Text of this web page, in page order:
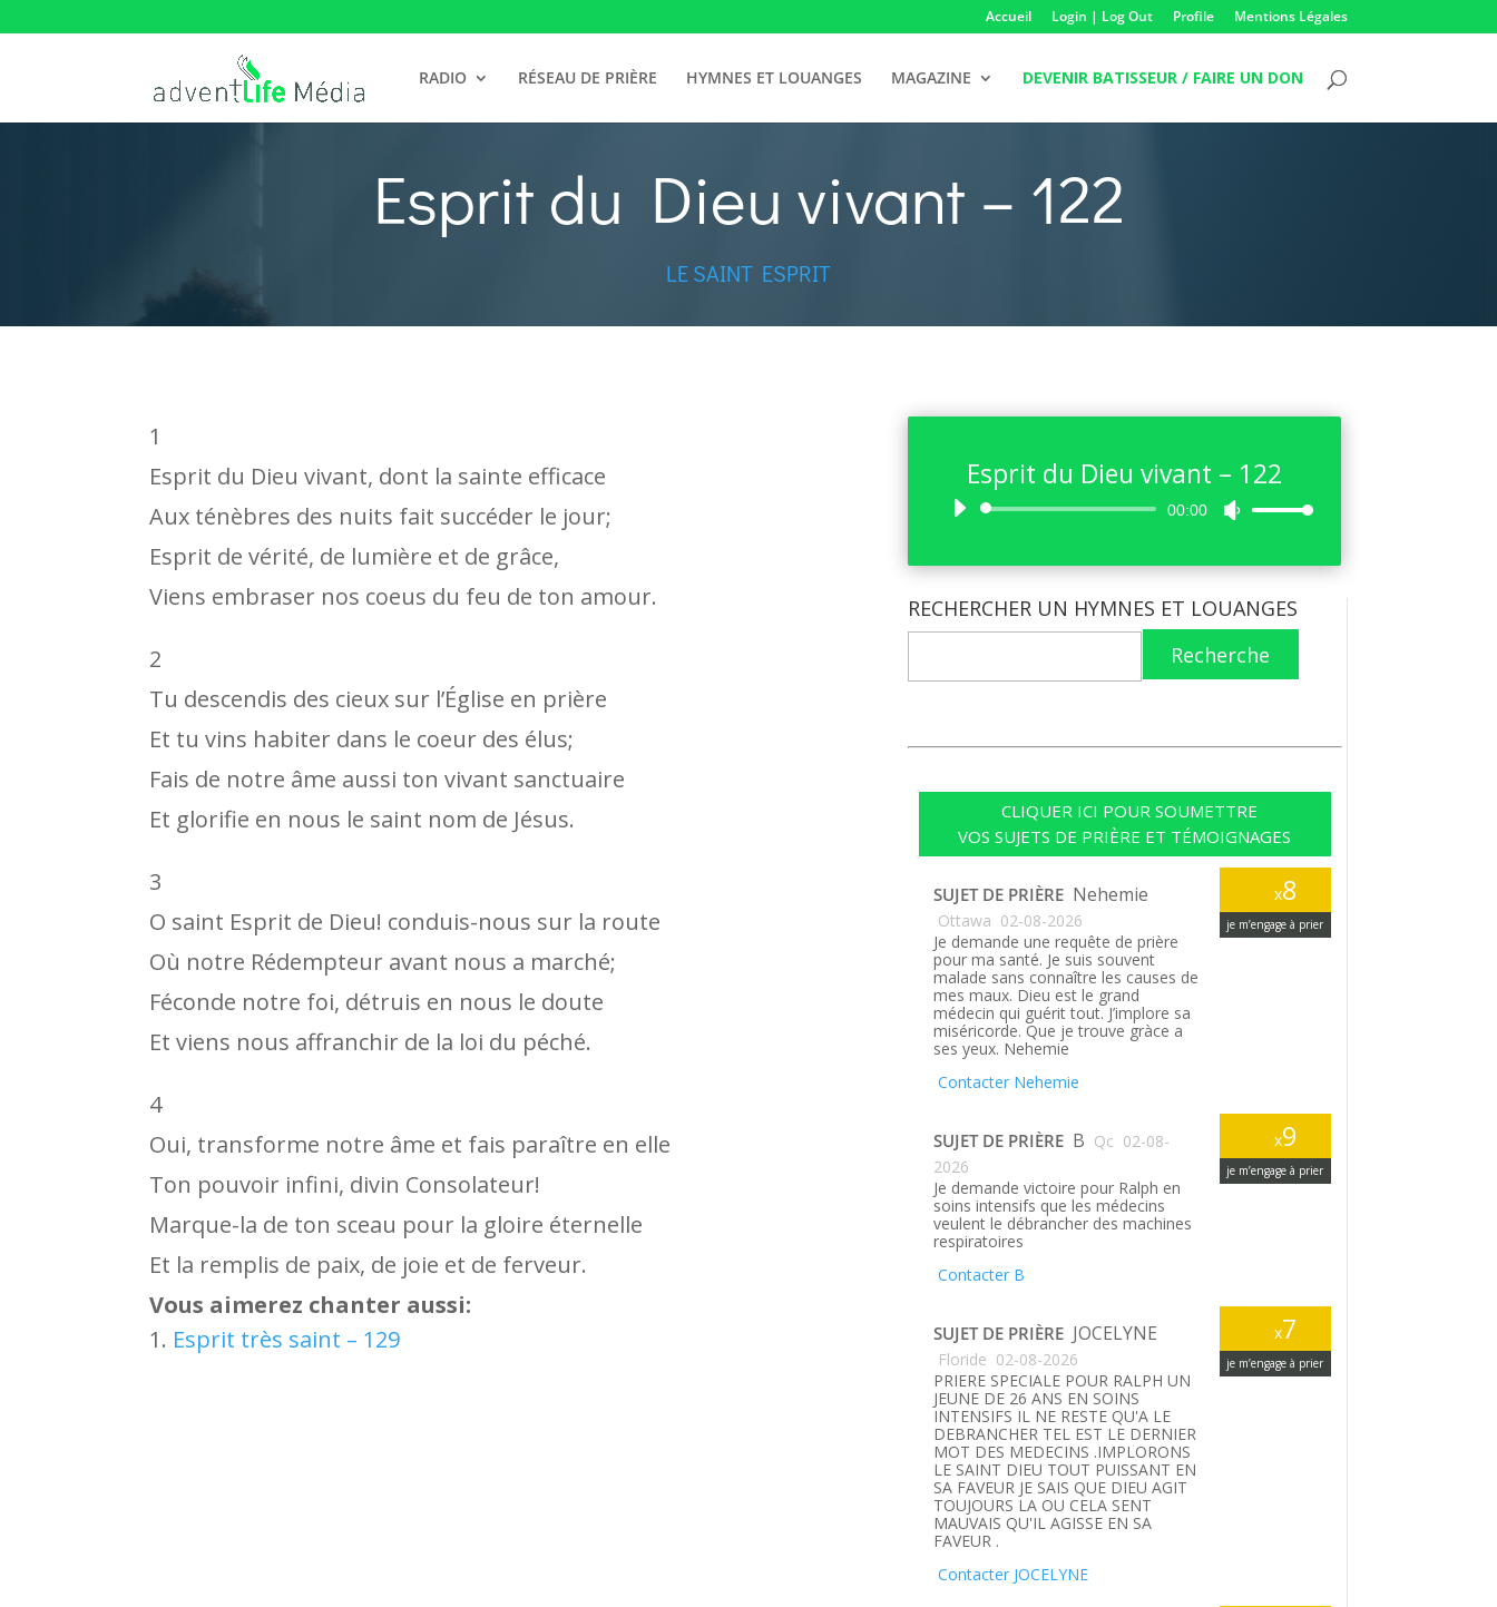
Accueil Login | Log Out Profile Mentions Légales
RADIO RÉSEAU DE PRIÈRE HYMNES ET LOUANGES MAGAZINE DEVENIR BATISSEUR / FAIRE UN DON
Esprit du Dieu vivant – 122
LE SAINT ESPRIT
1
Esprit du Dieu vivant, dont la sainte efficace
Aux ténèbres des nuits fait succéder le jour;
Esprit de vérité, de lumière et de grâce,
Viens embraser nos coeus du feu de ton amour.
2
Tu descendis des cieux sur l’Église en prière
Et tu vins habiter dans le coeur des élus;
Fais de notre âme aussi ton vivant sanctuaire
Et glorifie en nous le saint nom de Jésus.
3
O saint Esprit de Dieu! conduis-nous sur la route
Où notre Rédempteur avant nous a marché;
Féconde notre foi, détruis en nous le doute
Et viens nous affranchir de la loi du péché.
4
Oui, transforme notre âme et fais paraître en elle
Ton pouvoir infini, divin Consolateur!
Marque-la de ton sceau pour la gloire éternelle
Et la remplis de paix, de joie et de ferveur.
Vous aimerez chanter aussi:
Esprit très saint – 129
Esprit du Dieu vivant – 122
Lecteur00:00
Utilisez
pour
ou
RECHERCHER UN HYMNES ET LOUANGES
Recherche
CLIQUER ICI POUR SOUMETTRE
VOS SUJETS DE PRIÈRE ET TÉMOIGNAGES
x8
je m’engage à prier
SUJET DE PRIÈRE Nehemie
Ottawa 02-08-2026
Je demande une requête de prière
pour ma santé. Je suis souvent
malade sans connaître les causes de
mes maux. Dieu est le grand
médecin qui guérit tout. J’implore sa
miséricorde. Que je trouve gràce a
ses yeux. Nehemie
Contacter Nehemie
x9
je m’engage à prier
SUJET DE PRIÈRE B Qc 02-08-
2026
Je demande victoire pour Ralph en
soins intensifs que les médecins
veulent le débrancher des machines
respiratoires
Contacter B
x7
je m’engage à prier
SUJET DE PRIÈRE JOCELYNE
Floride 02-08-2026
PRIERE SPECIALE POUR RALPH UN
JEUNE DE 26 ANS EN SOINS
INTENSIFS IL NE RESTE QU'A LE
DEBRANCHER TEL EST LE DERNIER
MOT DES MEDECINS .IMPLORONS
LE SAINT DIEU TOUT PUISSANT EN
SA FAVEUR JE SAIS QUE DIEU AGIT
TOUJOURS LA OU CELA SENT
MAUVAIS QU'IL AGISSE EN SA
FAVEUR .
Contacter JOCELYNE